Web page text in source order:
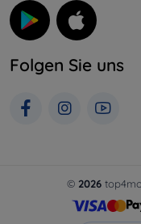
Folgen Sie uns
© 2026